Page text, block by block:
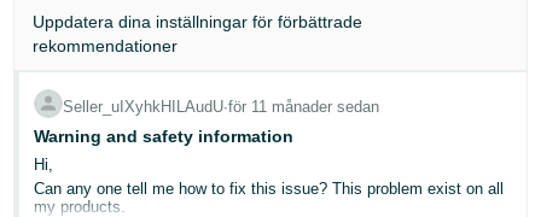
CN
English
- GB
Swedish
- SE
Uppdatera dina inställningarför förbättrade
rekommendationer
Seller_uIXyhkHILAudU∙för 11 månader sedan
Warning and safety information
Hi,
Can any one tell me how to fix this issue? This problem exist on all
my products.